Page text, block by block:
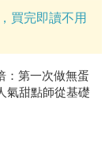
買完即讀不用
：第一次做無蛋
氣甜點師從基礎
好吃又好做的